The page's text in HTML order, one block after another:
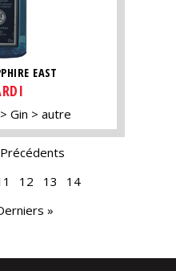
EAST
Gin autre
Précédents
12 13
14
»